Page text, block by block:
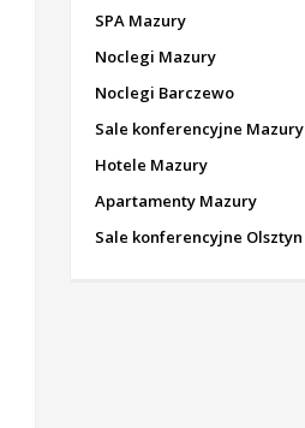
SPA Mazury
Noclegi Mazury
Noclegi Barczewo
Sale konferencyjne Mazury
Hotele Mazury
Apartamenty Mazury
Sale konferencyjne Olsztyn